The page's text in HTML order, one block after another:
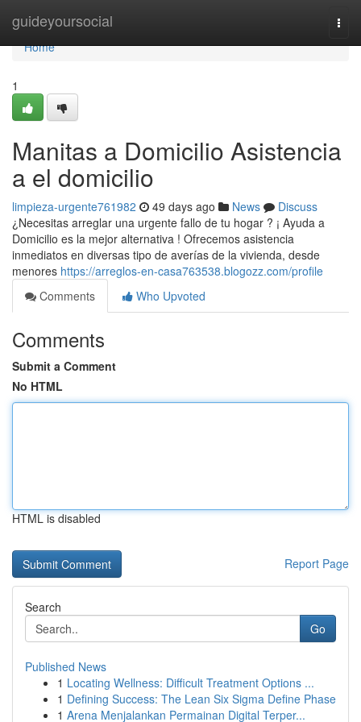
guideyoursocial
Home
Home
1
Manitas a Domicilio Asistencia
a el domicilio
limpieza-urgente761982 49 days ago News
Discuss
¿Necesitas arreglar una urgente fallo de tu hogar ? ¡ Ayuda a
Domicilio es la mejor alternativa ! Ofrecemos asistencia
inmediatos en diversas tipo de averías de la vivienda, desde
menores https://arreglos-en-casa763538.blogozz.com/profile
Comments
Who Upvoted
Comments
Submit a Comment
No HTML
HTML is disabled
Report Page
Search
Go
Published News
1 Locating Wellness: Difficult Treatment Options ...
1 Defining Success: The Lean Six Sigma Define Phase
1 Arena Menjalankan Permainan Digital Terper...